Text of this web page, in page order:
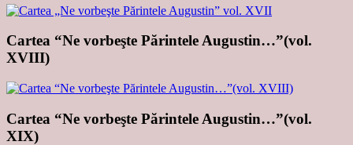
Cartea “Ne vorbeşte Părintele Augustin…”(vol.
XVIII)
Cartea “Ne vorbeşte Părintele Augustin…”(vol.
XIX)